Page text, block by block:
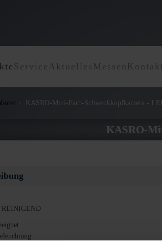
Service Aktuelles Messen Kontakt
KASRO-Mini-Farb-Schwenkkopfkamera -
KASRO-